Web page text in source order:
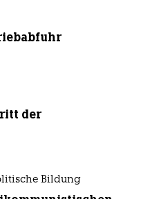
der
Bildung